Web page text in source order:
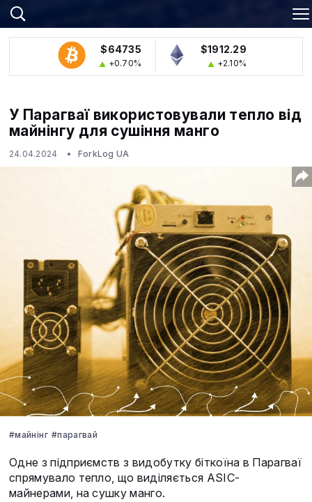
$64735
+0.70%
$1912.29
+2.10%
У Парагваї використовували тепло від
майнінгу для сушіння манго
24.04.2024 ForkLog UA
#майнінг #парагвай
Одне з підприємств з видобутку біткоїна в Парагваї
спрямувало тепло, що виділяється ASIC-
майнерами, на сушку манго.